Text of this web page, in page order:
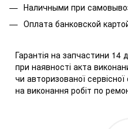
Наличными при
Оплата банковской
Гарантія на запчастини 14
при наявності акта
чи авторизованої
на виконання робіт по